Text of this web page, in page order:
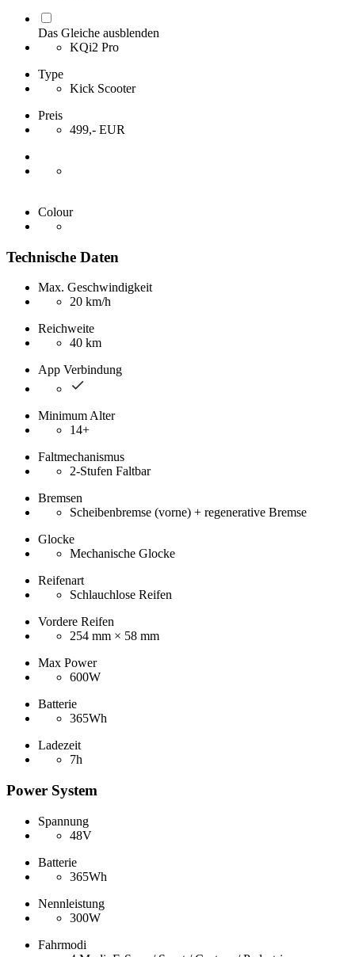
Das Gleiche ausblenden
KQi2 Pro
Type
Kick Scooter
Preis
499,- EUR
Colour
Technische Daten
Max. Geschwindigkeit
20 km/h
Reichweite
40 km
App Verbindung
Minimum Alter
14+
Faltmechanismus
2-Stufen Faltbar
Bremsen
Scheibenbremse (vorne) + regenerative Bremse
Glocke
Mechanische Glocke
Reifenart
Schlauchlose Reifen
Vordere Reifen
254 mm × 58 mm
Max Power
600W
Batterie
365Wh
Ladezeit
7h
Power System
Spannung
48V
Batterie
365Wh
Nennleistung
300W
Fahrmodi